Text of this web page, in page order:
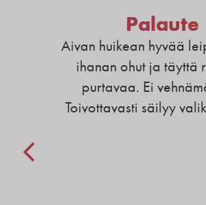
Palaute
Aivan huikean hyvää
ihanan ohut ja täyttä
purtavaa. Ei
Toivottavasti säilyy